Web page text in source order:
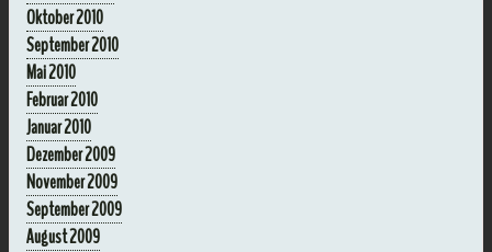
Oktober 2010
September 2010
Mai 2010
Februar 2010
Januar 2010
Dezember 2009
November 2009
September 2009
August 2009